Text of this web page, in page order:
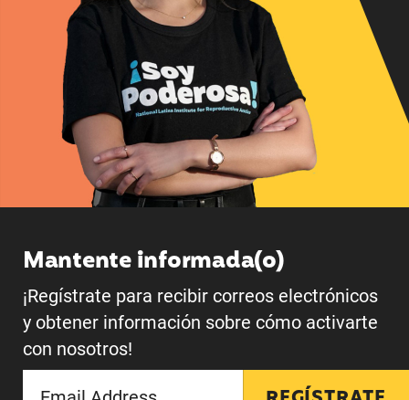
Mantente informada(o)
¡Regístrate para recibir correos electrónicos
y obtener información sobre cómo activarte
con nosotros!